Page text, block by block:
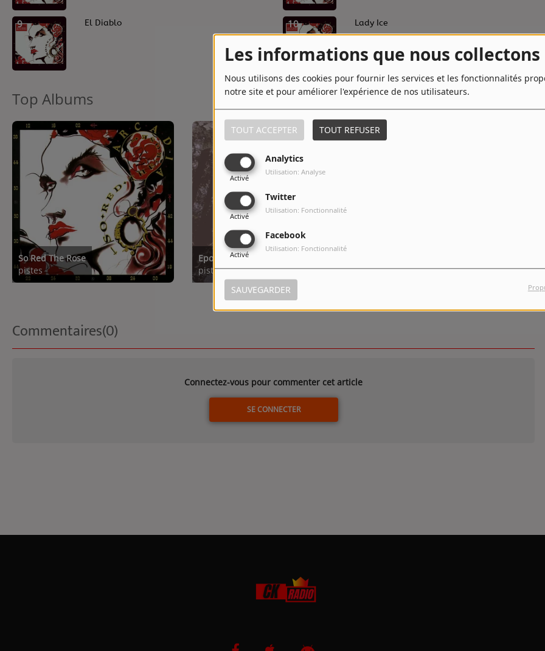
Les informations que nous collectons
Nous utilisons des cookies pour fournir les services et les fonctionnalités
notre site et pour améliorer l'expérience de nos utilisateurs.
TOUT ACCEPTER TOUT REFUSER
Analytics
Activé
Utilisation: Analyse
Twitter
Activé
Utilisation: Fonctionnalité
Facebook
Activé
Utilisation: Fonctionnalité
SAUVEGARDER
Recherche d'un titre
9 El Diablo 10 Lady Ice
Top Albums
So Red The Rose
pistes
Epoque
pistes
pistes
Commentaires(0)
Connectez-vous pour commenter cet article
SE CONNECTER